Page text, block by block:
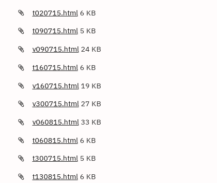
t020715.html 6 KB
t090715.html 5 KB
v090715.html 24 KB
t160715.html 6 KB
v160715.html 19 KB
v300715.html 27 KB
v060815.html 33 KB
t060815.html 6 KB
t300715.html 5 KB
t130815.html 6 KB